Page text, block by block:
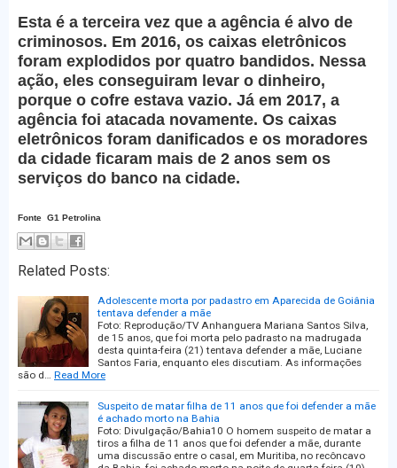
Esta é a terceira vez que a agência é alvo de
criminosos. Em 2016, os caixas eletrônicos
foram explodidos por quatro bandidos. Nessa
ação, eles conseguiram levar o dinheiro,
porque o cofre estava vazio. Já em 2017, a
agência foi atacada novamente. Os caixas
eletrônicos foram danificados e os moradores
da cidade ficaram mais de 2 anos sem os
serviços do banco na cidade.
Fonte G1 Petrolina
Related Posts:
Adolescente morta por padastro em Aparecida de Goiânia
tentava defender a mãe
Foto: Reprodução/TV Anhanguera Mariana Santos Silva,
de 15 anos, que foi morta pelo padrasto na madrugada
desta quinta-feira (21) tentava defender a mãe, Luciane
Santos Faria, enquanto eles discutiam. As informações
são d… Read More
Suspeito de matar filha de 11 anos que foi defender a mãe
é achado morto na Bahia
Foto: Divulgação/Bahia10 O homem suspeito de matar a
tiros a filha de 11 anos que foi defender a mãe, durante
uma discussão entre o casal, em Muritiba, no recôncavo